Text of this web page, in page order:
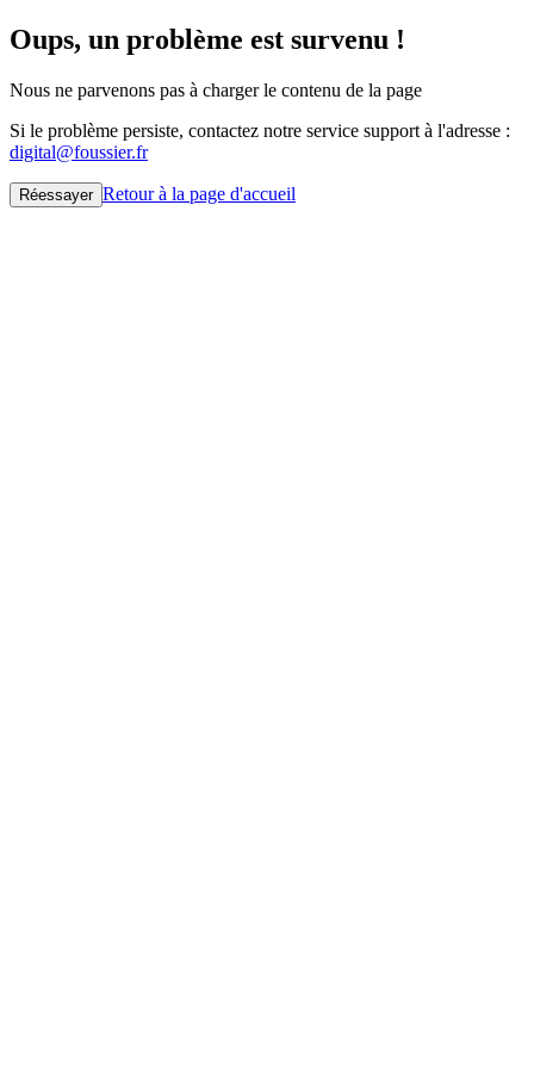
Oups, un problème est survenu !
Nous ne parvenons pas à charger le contenu de la page
Si le problème persiste, contactez notre service support à l'adresse :
digital@foussier.fr
Réessayer Retour à la page d'accueil